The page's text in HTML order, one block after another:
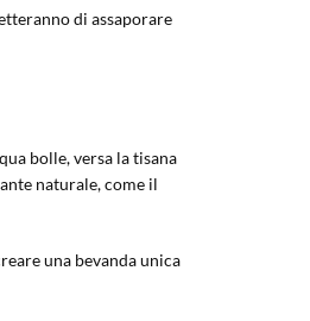
di assaporare
bolle, versa la tisana
naturale, come il
una bevanda unica